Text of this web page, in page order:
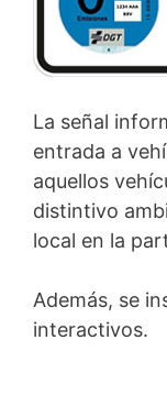
La señal
entrada a
aquellos
distintivo
local en la
Además, se
interactivos.